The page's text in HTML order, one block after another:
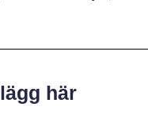
här